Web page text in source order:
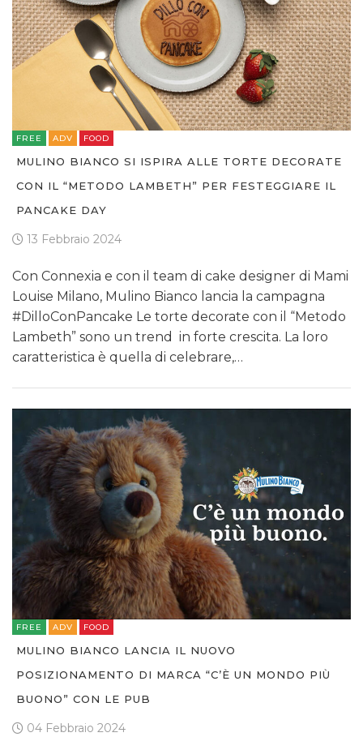
FREE ADV FOOD
MULINO BIANCO SI ISPIRA ALLE TORTE DECORATE
CON IL “METODO LAMBETH” PER FESTEGGIARE IL
PANCAKE DAY
13 Febbraio 2024
Con Connexia e con il team di cake designer di Mami
Louise Milano, Mulino Bianco lancia la campagna
#DilloConPancake Le torte decorate con il “Metodo
Lambeth” sono un trend in forte crescita. La loro
caratteristica è quella di celebrare,…
FREE ADV FOOD
MULINO BIANCO LANCIA IL NUOVO
POSIZIONAMENTO DI MARCA “C’È UN MONDO PIÙ
BUONO” CON LE PUB
04 Febbraio 2024